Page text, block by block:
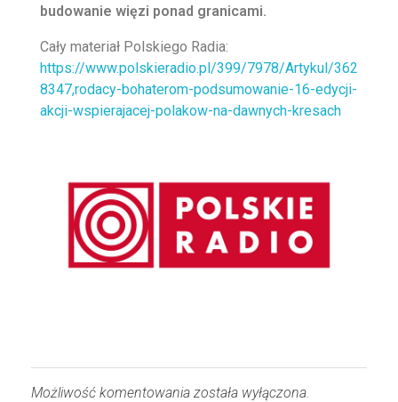
budowanie więzi ponad granicami.
Cały materiał Polskiego Radia:
https://www.polskieradio.pl/399/7978/Artykul/362
8347,rodacy-bohaterom-podsumowanie-16-edycji-
akcji-wspierajacej-polakow-na-dawnych-kresach
Możliwość komentowania została wyłączona.